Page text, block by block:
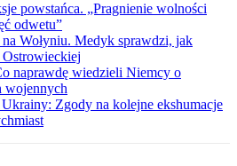
powstańca. „Pragnienie wolności
odwetu”
na Wołyniu. Medyk sprawdzi, jak
naprawdę wiedzieli Niemcy o
wojennych
Zgody na kolejne ekshumacje